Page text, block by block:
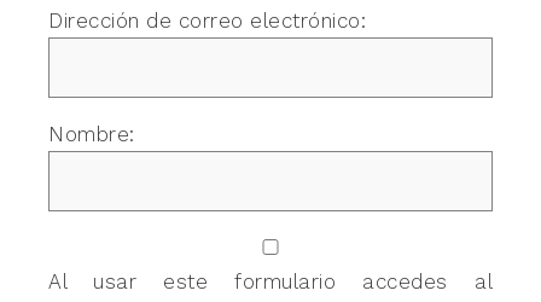
Dirección de correo electrónico:
Nombre:
Al usar este formulario accedes al